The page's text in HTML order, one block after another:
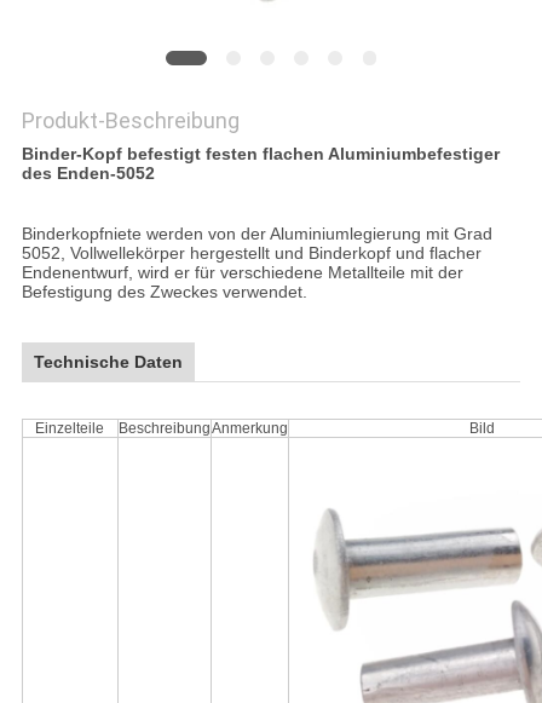
Produkt-Beschreibung
Binder-Kopf befestigt festen flachen Aluminiumbefestiger
des Enden-5052
Binderkopfniete werden von der Aluminiumlegierung mit Grad
5052, Vollwellekörper hergestellt und Binderkopf und flacher
Endenentwurf, wird er für verschiedene Metallteile mit der
Befestigung des Zweckes verwendet.
Technische Daten
Einzelteile BeschreibungAnmerkung Bild